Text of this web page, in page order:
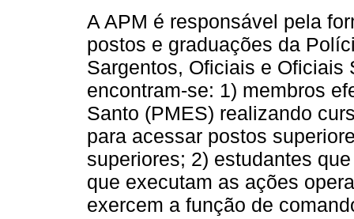
A APM é responsável pela
postos e graduações da
Sargentos, Oficiais e Oficiais
encontram-se: 1) membros
Santo (PMES) realizando
para acessar postos
superiores; 2) estudantes
que executam as ações
exercem a função de